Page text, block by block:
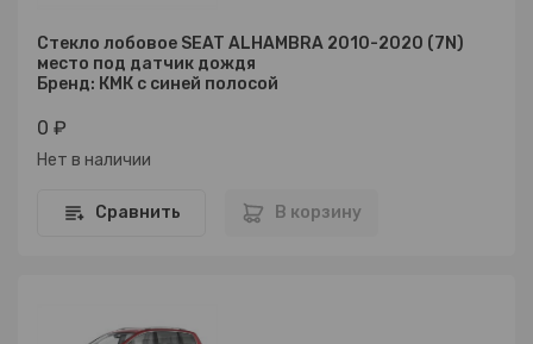
Стекло лобовое SEAT ALHAMBRA 2010-2020 (7N)
место под датчик дождя
Бренд: КМК с синей полосой
0 ₽
Нет в наличии
Сравнить В корзину